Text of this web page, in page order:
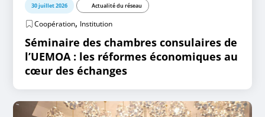
30 juillet 2026 Actualité du réseau
Coopération, Institution
Séminaire des chambres consulaires de
l’UEMOA : les réformes économiques au
cœur des échanges